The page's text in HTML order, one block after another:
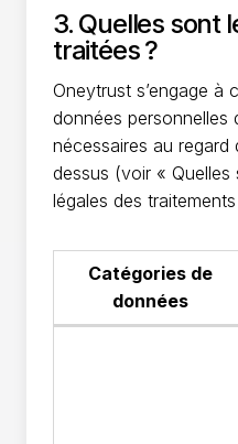
3. Quelles sont
traitées ?
Oneytrust s’engage à
données personnelles
nécessaires au
dessus (voir «
légales des
Catégories de
données